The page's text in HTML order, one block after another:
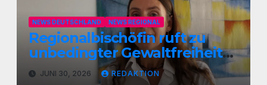
NEWS DEUTSCHLAND NEWS REGIONAL
Regionalbischöfin ruft zu
unbedingter Gewaltfreiheit
aufJUNI 30, 2026 REDAKTION